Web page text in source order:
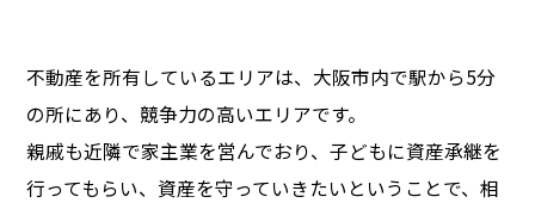
不動産を所有しているエリアは、大阪市内で駅から5分
の所にあり、競争力の高いエリアです。
親戚も近隣で家主業を営んでおり、子どもに資産承継を
行ってもらい、資産を守っていきたいということで、相